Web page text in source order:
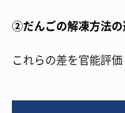
②だんごの解凍方法の
これらの差を官能評